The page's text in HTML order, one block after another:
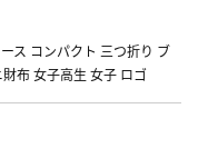
ス コンパクト 三つ折り ブ
布 女子高生 女子 ロゴ